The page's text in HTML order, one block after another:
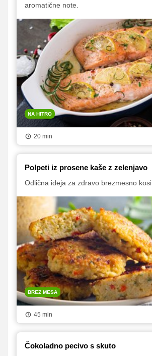
aromatične note.
NA HITRO
20 min
Polpeti iz prosene kaše z zelenjavo
Odlična ideja za zdravo brezmesno
BREZ MESA
45 min
Čokoladno pecivo s skuto